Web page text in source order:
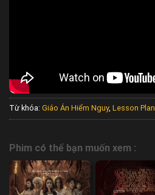
Từ khóa: Giáo Án Hiểm Nguy, Lesson Plan
Phim có thể bạn muốn xem :